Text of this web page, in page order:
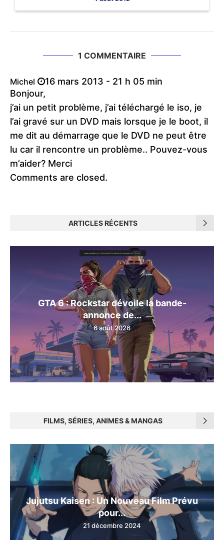
1 COMMENTAIRE
Michel
16 mars 2013 - 21 h 05 min
Bonjour,
j’ai un petit problème, j’ai téléchargé le iso, je
l’ai gravé sur un DVD mais lorsque je le boot, il
me dit au démarrage que le DVD ne peut être
lu car il rencontre un problème.. Pouvez-vous
m’aider? Merci
Comments are closed.
ARTICLES RÉCENTS
GTA 6 : Rockstar dévoile la bande-
annonce de...
6 août 2026
FILMS, SÉRIES, ANIMES & MANGAS
Jujutsu Kaisen : Un Nouveau Film Prévu
pour...
21 décembre 2024